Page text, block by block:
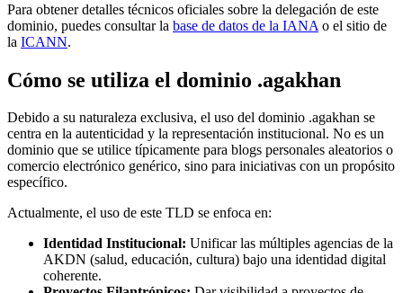
Para obtener detalles técnicos oficiales sobre la delegación de este
dominio, puedes consultar la base de datos de la IANA o el sitio de
la ICANN.
Cómo se utiliza el dominio .agakhan
Debido a su naturaleza exclusiva, el uso del dominio .agakhan se
centra en la autenticidad y la representación institucional. No es un
dominio que se utilice típicamente para blogs personales aleatorios o
comercio electrónico genérico, sino para iniciativas con un propósito
específico.
Actualmente, el uso de este TLD se enfoca en:
Identidad Institucional: Unificar las múltiples agencias de la
AKDN (salud, educación, cultura) bajo una identidad digital
coherente.